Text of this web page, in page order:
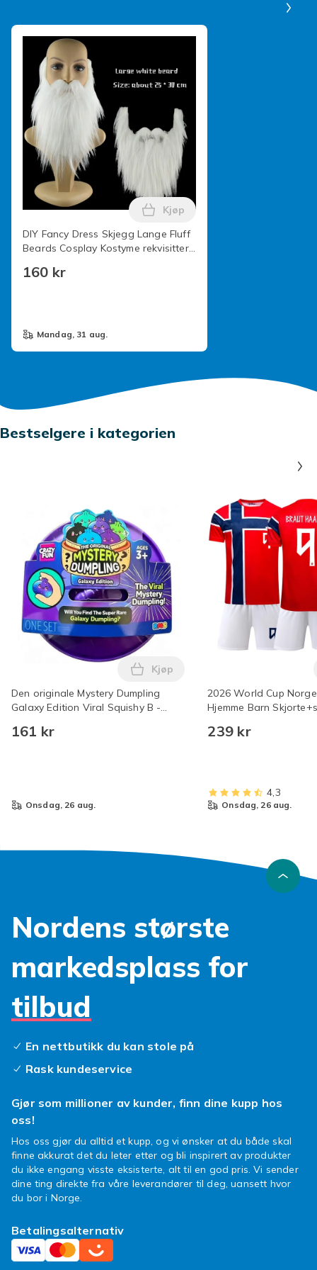
Black
Størrelse
one size
Artikkel nr.
57905abe-0916-4206-b602-a7b023cdb739
Produktsikkerhetsinformasjon
DIY Fancy Dress Skjegg Lange Fluff
Beards Cosplay Kostyme rekvisitter
160 kr
Legg DIY Fancy Dress
Kjøp
mandag, 31 aug.
Bestselgere i kategorien
Den originale Mystery Dumpling
Galaxy Edition Viral Squishy B -
161 kr
Legg Den originale Mystery
Kjøp
onsdag, 26 aug.
2026 World Cup
Hjemme Barn
239 kr
4,3
onsdag, 26 aug.
Nordens største
markedsplass for
tilbud
En nettbutikk du kan stole på
Rask kundeservice
Gjør som millioner av kunder, finn dine kupp hos
oss!
Hos oss gjør du alltid et kupp, og vi ønsker at du både skal
finne akkurat det du leter etter og bli inspirert av produkter
du ikke engang visste eksisterte, alt til en god pris. Vi sender
dine ting direkte fra våre leverandører til deg, uansett hvor
du bor i Norge.
Betalingsalternativ